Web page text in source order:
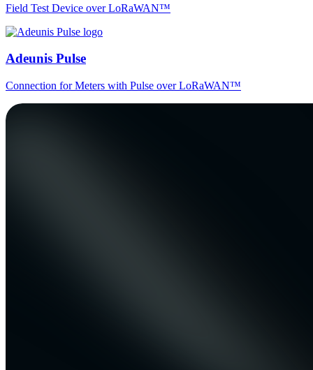
Field Test Device over LoRaWAN™
Adeunis Pulse
Connection for Meters with Pulse over LoRaWAN™